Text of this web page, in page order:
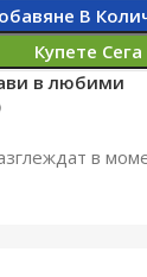
В
Купете Сега
в любими
в